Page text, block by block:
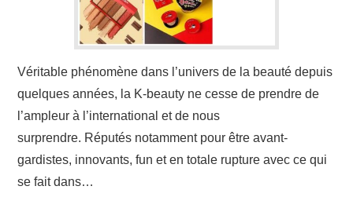
Véritable phénomène dans l’univers de la beauté depuis
quelques années, la K-beauty ne cesse de prendre de
l’ampleur à l’international et de nous
surprendre. Réputés notamment pour être avant-
gardistes, innovants, fun et en totale rupture avec ce qui
se fait dans…